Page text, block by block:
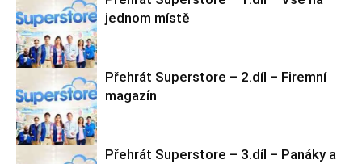
Superstore
Superstore
jednom místě
Přehrát Superstore – 2.díl – Firemní
magazín
Přehrát Superstore – 3.díl – Panáky a